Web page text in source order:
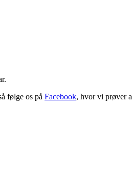
følge os på Facebook, hvor vi prøver